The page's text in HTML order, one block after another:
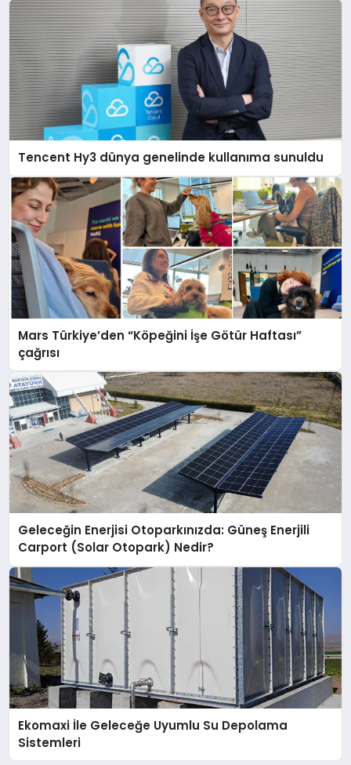
Tencent Hy3 dünya genelinde kullanıma sunuldu
Mars Türkiye’den “Köpeğini İşe Götür Haftası”
çağrısı
Geleceğin Enerjisi Otoparkınızda: Güneş Enerjili
Carport (Solar Otopark) Nedir?
Ekomaxi İle Geleceğe Uyumlu Su Depolama
Sistemleri